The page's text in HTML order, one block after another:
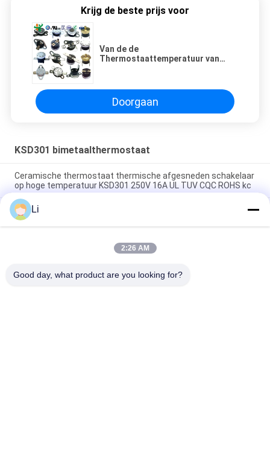
Krijg de beste prijs voor
Van de de
Thermostaattemperatuur van
Schakelaar Auto het Terugstellen
Thermische Zekering
Doorgaan
KSD301 bimetaalthermostaat
Ceramische thermostaat thermische afgesneden schakelaar
op hoge temperatuur KSD301 250V 16A UL TUV CQC ROHS kc
De bimetaalthermostaten van de Schijf Onverwachte Actie,
lage temperatuur beperkten controleschakelaar H31 250V 10
13C
Onverwachte Actietype KSD301 Bimetaalthermostaatac
Li
2:26 AM
Good day, what product are you looking for?